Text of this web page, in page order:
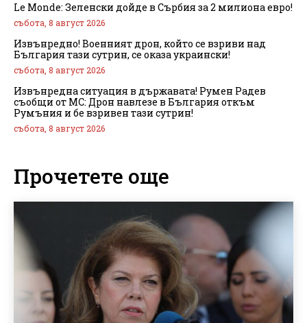
Le Monde: Зеленски дойде в Сърбия за 2 милиона евро!
събота, 8 август 2026
Извънредно! Военният дрон, който се взриви над
България тази сутрин, се оказа украински!
събота, 8 август 2026
Извънредна ситуация в държавата! Румен Радев
съобщи от МС: Дрон навлезе в България откъм
Румъния и бе взривен тази сутрин!
събота, 8 август 2026
Прочетете още